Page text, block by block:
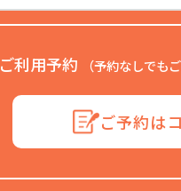
ご利用予約 （予約なしでも
ご予約は